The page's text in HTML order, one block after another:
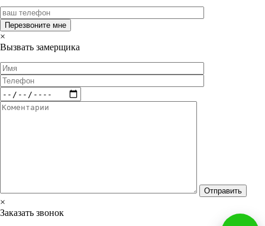
×
Вызвать замерщика
×
Заказать звонок